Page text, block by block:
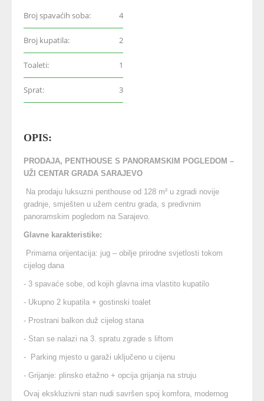
Broj spavaćih soba: 4
Broj kupatila: 2
Toaleti: 1
Sprat: 3
OPIS:
PRODAJA, PENTHOUSE S PANORAMSKIM POGLEDOM –
UŽI CENTAR GRADA SARAJEVO
Na prodaju luksuzni penthouse od 128 m² u zgradi novije
gradnje, smješten u užem centru grada, s predivnim
panoramskim pogledom na Sarajevo.
Glavne karakteristike:
Primarna orijentacija: jug – obilje prirodne svjetlosti tokom
cijelog dana
- 3 spavaće sobe, od kojih glavna ima vlastito kupatilo
- Ukupno 2 kupatila + gostinski toalet
- Prostrani balkon duž cijelog stana
- Stan se nalazi na 3. spratu zgrade s liftom
- Parking mjesto u garaži uključeno u cijenu
- Grijanje: plinsko etažno + opcija grijanja na struju
Ovaj ekskluzivni stan nudi savršen spoj komfora, modernog